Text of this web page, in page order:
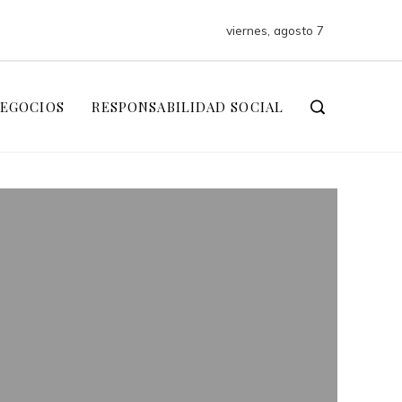
viernes, agosto 7
RESPONSABILIDAD SOCIAL